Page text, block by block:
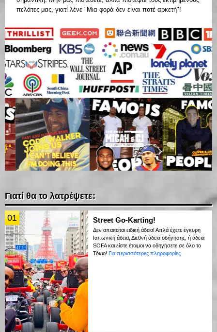
πελάτες μας, γιατί λένε "Μια φορά δεν είναι ποτέ αρκετή"!
Γιατί θα το λατρέψετε:
01 Street Go-Karting!
Δεν απαιτείται ειδική άδεια! Απλά έχετε έγκυρη
Ιαπωνική άδεια, Διεθνή άδεια οδήγησης, ή άδεια
SOFA και είστε έτοιμοι να οδηγήσετε σε όλο το
Τόκιο! Για περισσότερες πληροφορίες